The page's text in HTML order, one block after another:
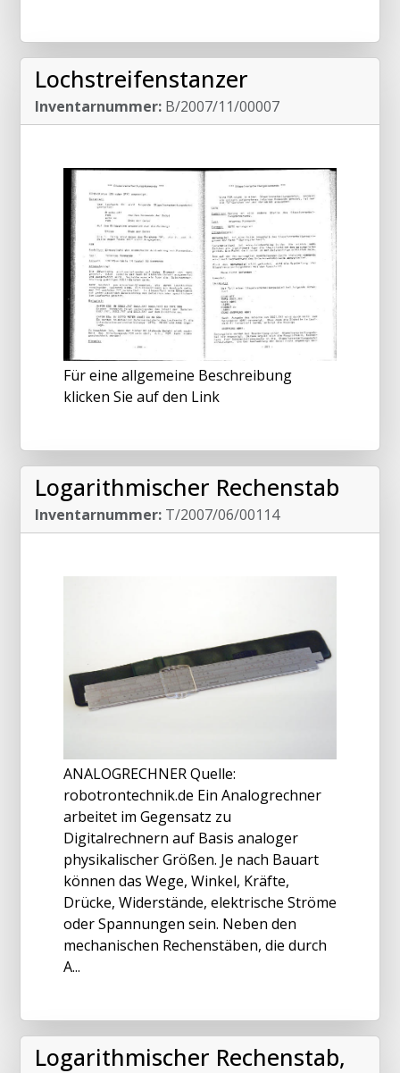
Lochstreifenstanzer
Inventarnummer: B/2007/11/00007
Für eine allgemeine Beschreibung
klicken Sie auf den Link
Logarithmischer Rechenstab
Inventarnummer: T/2007/06/00114
ANALOGRECHNER Quelle:
robotrontechnik.de Ein Analogrechner
arbeitet im Gegensatz zu
Digitalrechnern auf Basis analoger
physikalischer Größen. Je nach Bauart
können das Wege, Winkel, Kräfte,
Drücke, Widerstände, elektrische Ströme
oder Spannungen sein. Neben den
mechanischen Rechenstäben, die durch
A...
Logarithmischer Rechenstab,